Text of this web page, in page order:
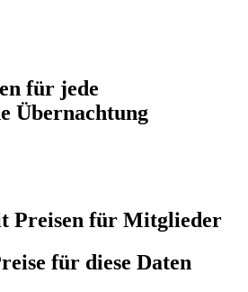
für jede
Übernachtung
Preisen für Mitglieder
für diese Daten